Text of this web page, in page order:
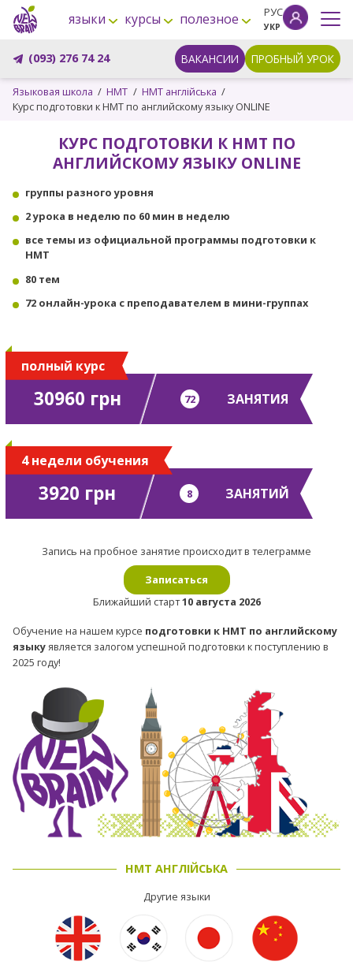
языки курсы полезное РУС
УКР
(093) 276 74 24 ВАКАНСИИ ПРОБНЫЙ УРОК
Языковая школа НМТ
НМТ англійська
Курс подготовки к НМТ по английскому языку ONLINE
КУРС ПОДГОТОВКИ К НМТ ПО
АНГЛИЙСКОМУ ЯЗЫКУ ONLINE
группы разного уровня
2 урока в неделю по 60 мин в неделю
все темы из официальной программы подготовки к
НМТ
80 тем
72 онлайн-урока с преподавателем в мини-группах
30960 грн 72 ЗАНЯТИЯ
полный курс
3920 грн 8 ЗАНЯТИЙ
4 недели обучения
Запись на пробное занятие происходит в телеграмме
Записаться
Ближайший старт10 августа 2026
Обучение на нашем курсе подготовки к НМТ по английскому
языкуявляется залогом успешной подготовки к поступлению в
2025 году!
НМТ АНГЛІЙСЬКА
Другие языки